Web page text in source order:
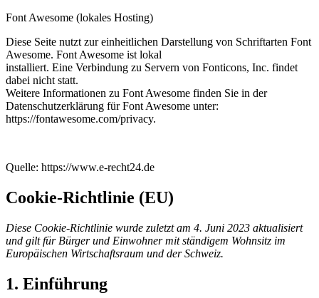
Font Awesome (lokales Hosting)
Diese Seite nutzt zur einheitlichen Darstellung von Schriftarten Font
Awesome. Font Awesome ist lokal
installiert. Eine Verbindung zu Servern von Fonticons, Inc. findet
dabei nicht statt.
Weitere Informationen zu Font Awesome finden Sie in der
Datenschutzerklärung für Font Awesome unter:
https://fontawesome.com/privacy.
Quelle: https://www.e-recht24.de
Cookie-Richtlinie (EU)
Diese Cookie-Richtlinie wurde zuletzt am 4. Juni 2023 aktualisiert
und gilt für Bürger und Einwohner mit ständigem Wohnsitz im
Europäischen Wirtschaftsraum und der Schweiz.
1. Einführung